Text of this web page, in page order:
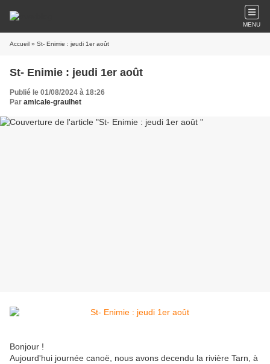
MENU
Accueil » St- Enimie : jeudi 1er août
St- Enimie : jeudi 1er août
Publié le 01/08/2024 à 18:26
Par amicale-graulhet
Bonjour !
Aujourd'hui journée canoë, nous avons decendu la rivière Tarn, à